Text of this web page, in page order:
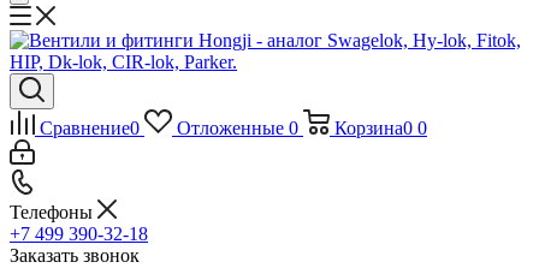
Сравнение0 Отложенные 0 Корзина0 0
Телефоны
+7 499 390-32-18
Заказать звонок